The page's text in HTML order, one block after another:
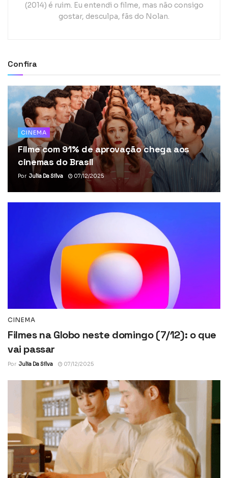
(2014) é ruim. Eu entendi o filme, mas não consigo
gostar, desculpa, fãs do Nolan.
Confira
CINEMA
Filme com 91% de aprovação chega aos
cinemas do Brasil
Por Julia Da Silva 07/12/2025
CINEMA
Filmes na Globo neste domingo (7/12): o que
vai passar
Por Julia Da Silva 07/12/2025